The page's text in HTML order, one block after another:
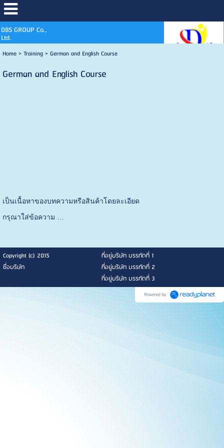
DBS GROUP Co.,
Ltd.
Home> Training> German and English Course
German and English Course
เป็นเนื้อหาของบทความหรือสินค้าโดยละเอียด
กรุณาใส่ข้อความ …
Copyright (c) 2015
ที่อยู่บริษัท บรรทัดที่ 1
ชื่อบริษัท
ที่อยู่บริษัท บรรทัดที่ 2
ที่อยู่บริษัท บรรทัดที่ 3